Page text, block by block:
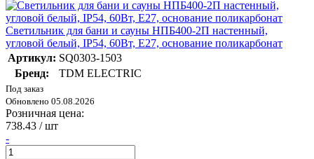
Светильник для бани и сауны НПБ400-2П настенный,
угловой белый, IP54, 60Вт, E27, основание поликарбонат
Артикул: SQ0303-1503
Бренд:
TDM ELECTRIC
Под заказ
Обновлено 05.08.2026
Розничная цена:
738.43 / шт
-